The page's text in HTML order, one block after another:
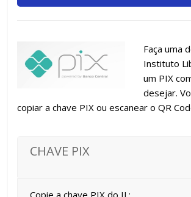
Faça uma
Instituto
um PIX
desejar.
copiar a chave PIX ou escanear o QR
CHAVE PIX
Copie a chave PIX do IL: